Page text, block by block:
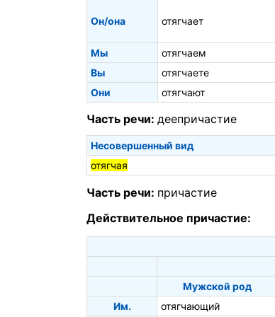
Он/она отягчает
Мы
отягчаем
Вы
отягчаете
Они
отягчают
Часть речи: деепричастие
Несовершенный вид
отягчая
Часть речи: причастие
Действительное причастие:
Мужской род
Им.
отягчающий